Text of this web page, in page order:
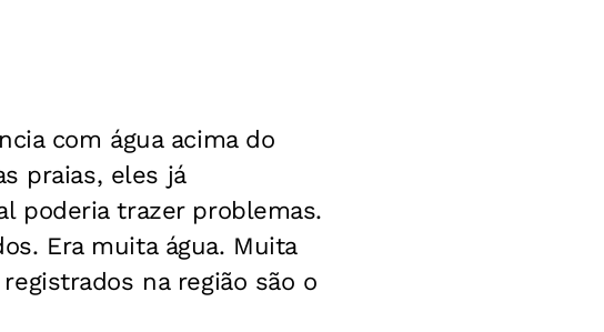
com água acima do
praias, eles já
poderia trazer problemas.
Era muita água. Muita
na região são o